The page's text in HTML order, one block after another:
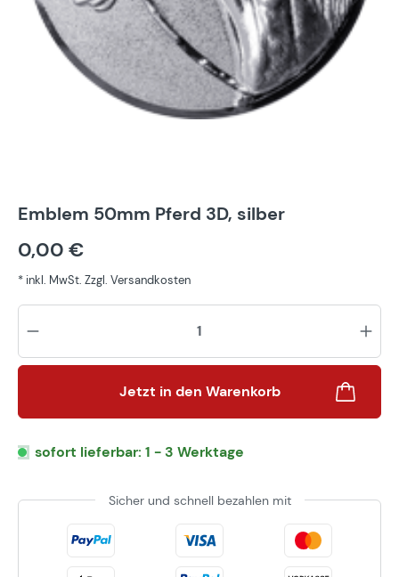
Emblem 50mm Pferd 3D, silber
0,00 €
* inkl. MwSt. Zzgl. Versandkosten
Jetzt in den Warenkorb
sofort lieferbar: 1 - 3 Werktage
Sicher und schnell bezahlen mit